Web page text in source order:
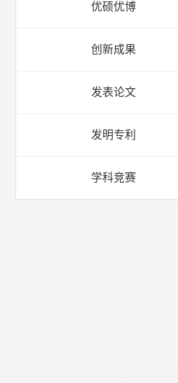
优硕优博
创新成果
发表论文
发明专利
学科竞赛